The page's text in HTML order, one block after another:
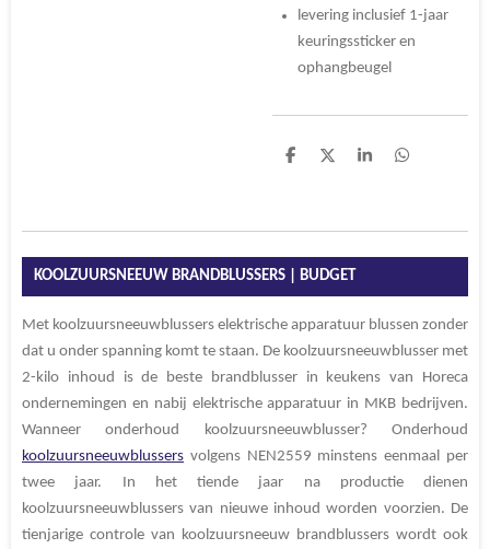
levering inclusief 1-jaar
keuringssticker en
ophangbeugel
D
D
S
D
KOOLZUURSNEEUW BRANDBLUSSERS | BUDGET
Met koolzuursneeuwblussers elektrische apparatuur blussen zonder
dat u onder spanning komt te staan. De koolzuursneeuwblusser met
2-kilo inhoud is de beste brandblusser in keukens van Horeca
ondernemingen en nabij elektrische apparatuur in MKB bedrijven.
Wanneer onderhoud koolzuursneeuwblusser? Onderhoud
koolzuursneeuwblussers volgens NEN2559 minstens eenmaal per
twee jaar. In het tiende jaar na productie dienen
koolzuursneeuwblussers van nieuwe inhoud worden voorzien. De
tienjarige controle van koolzuursneeuw brandblussers wordt ook